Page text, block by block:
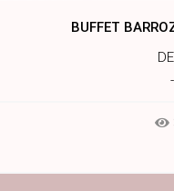
BUFFET